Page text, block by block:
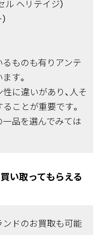
ル ヘリテイジ）
ものも有りアンテ
す。
に違いがあり、人そ
ことが重要です。
品を選んでみては
い取ってもらえる
ドのお買取も可能